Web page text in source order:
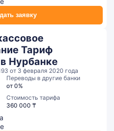
заявку
Тариф
Нурбанке
от 3 февраля 2020 года
Переводы в другие банки
от 0%
Стоимость тарифа
360 000 ₸